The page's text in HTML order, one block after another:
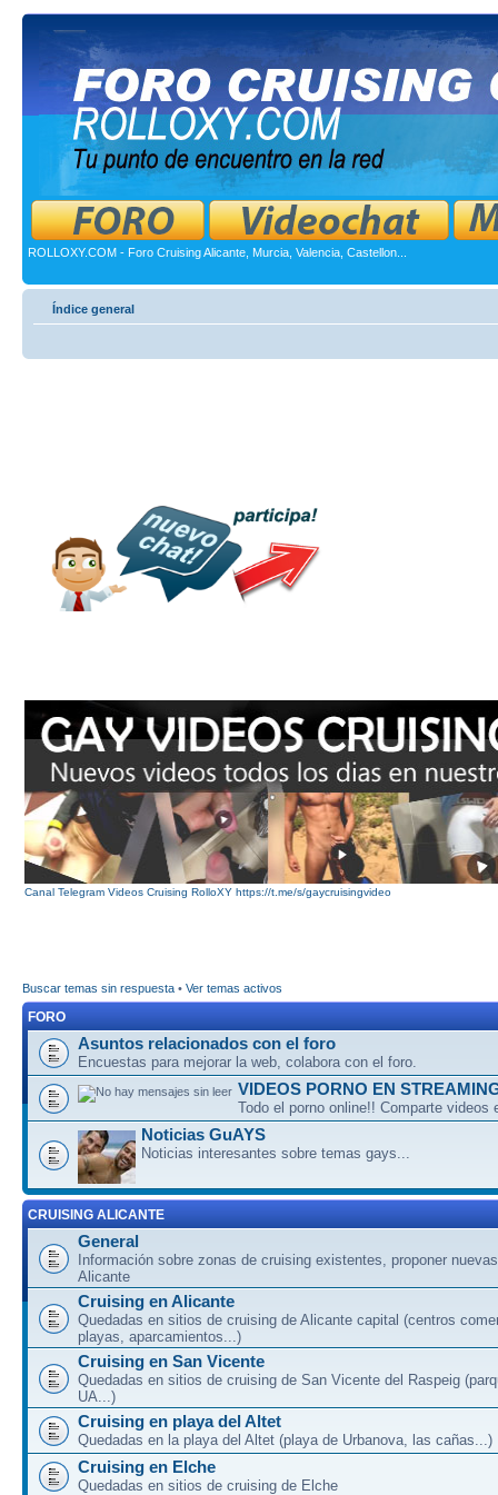
ROLLOXY.COM - Foro Cruising Alicante, Murcia, Valencia, Castellon...
Índice general
Canal Telegram Videos Cruising RolloXY https://t.me/s/gaycruisingvideo
Buscar temas sin respuesta • Ver temas activos
FORO
Asuntos relacionados con el foro
Encuestas para mejorar la web, colabora con el foro.
VIDEOS PORNO EN
Todo el porno online!! Comparte videos
Noticias GuAYS
Noticias interesantes sobre temas gays...
CRUISING ALICANTE
General
Información sobre zonas de cruising existentes, proponer
Alicante
Cruising en Alicante
Quedadas en sitios de cruising de Alicante capital (centros
playas, aparcamientos...)
Cruising en San Vicente
Quedadas en sitios de cruising de San Vicente del Raspeig
UA...)
Cruising en playa del Altet
Quedadas en la playa del Altet (playa de Urbanova, las cañas...)
Cruising en Elche
Quedadas en sitios de cruising de Elche